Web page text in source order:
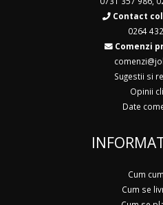
Contact
0264
Comenzi
Sugestii si
Opinii
Date
Cum
Cum se